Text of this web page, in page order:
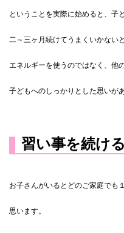
ということを実際に始めると、子
二～三ヶ月続けてうまくいかない
エネルギーを使うのではなく、他
子どもへのしっかりとした思いが
習い事を続け
お子さんがいるとどのご家庭でも
思います。